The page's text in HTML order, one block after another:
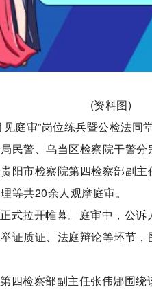
(资料图)
庭审”岗位练兵暨公检法
民警、乌当区检察院干警
阳市检察院第四检察部副
等共20余人观摩庭审。
式拉开帷幕。庭审中，公
证质证、法庭辩论等环节
四检察部副主任张伟娜围